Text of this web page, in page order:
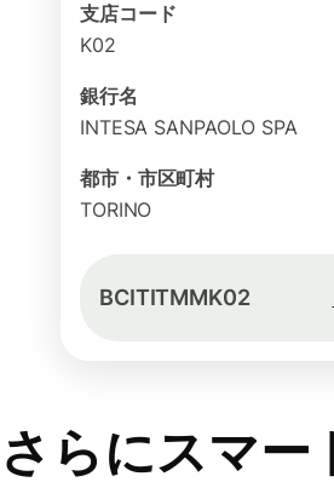
支店コード
K02
銀行名
INTESA SANPAOLO SPA
都市・市区町村
TORINO
BCITITMMK02
さらにスマー